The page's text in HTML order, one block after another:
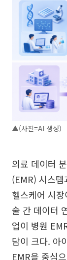
▲(사진=AI 생성)
의료 데이터
(EMR) 시스
헬스케어 시
술 간 데이터
업이 병원
담이 크다. 아
EMR을 중심